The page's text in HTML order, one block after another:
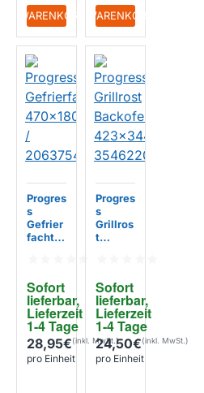
+ WARENKORB+ WARENKORB
Sofort
lieferbar,
Lieferzeit
1-4 Tage
Progres
s
Gefrier
fachtür
4028
28,95€
pro Einheit
Sofort
lieferbar,
Lieferzeit
1-4 Tage
Progres
s
Grillros
t
44mm
354622
0033
24,50€
pro Einheit